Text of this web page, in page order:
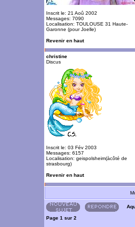
Inscrit le: 21 Aoû 2002
Messages: 7090
Localisation: TOULOUSE 31 Haute-
Garonne (pour Joelle)
Revenir en haut
christine
Discus
Inscrit le: 03 Fév 2003
Messages: 6157
Localisation: geispolsheim(àcôté de
strasbourg)
Revenir en haut
Page 1 sur 2